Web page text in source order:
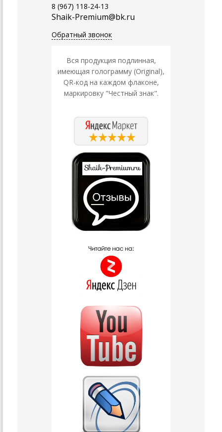
8 (967) 118-24-13
Shaik-Premium@bk.ru
Обратный звонок
Вся продукция подлинная,
имеющая голограмму (Original),
QR-код на каждом флаконе,
маркировку "Честный знак".